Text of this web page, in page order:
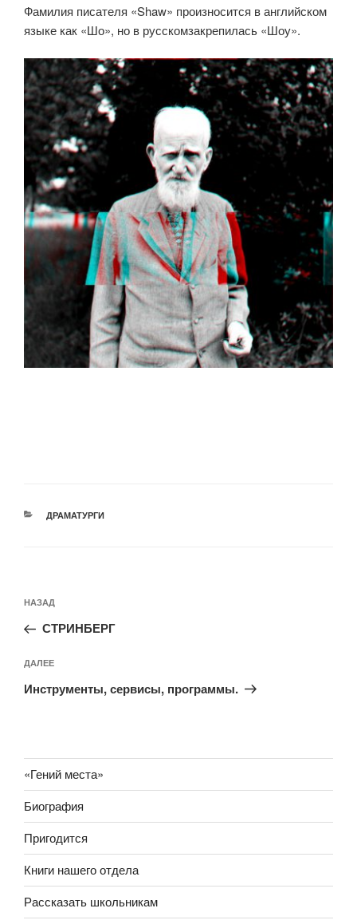
Фамилия писателя «Shaw» произносится в английском
языке как «Шо», но в русскомзакрепилась «Шоу».
РУБРИКИ
ДРАМАТУРГИ
по
записям
Предыдущая
запись:
НАЗАД
СТРИНБЕРГ
Следующая
запись
ДАЛЕЕ
Инструменты, сервисы, программы.
«Гений места»
Биография
Пригодится
Книги нашего отдела
Рассказать школьникам